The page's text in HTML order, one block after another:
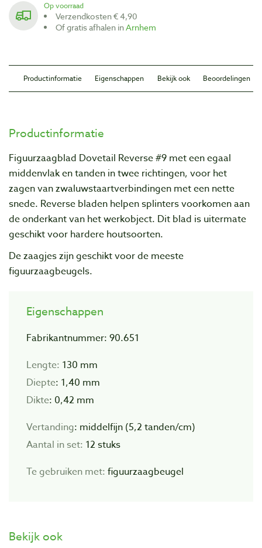
Op voorraad
Verzendkosten € 4,90
Of gratis afhalen inArnhem
Productinformatie Eigenschappen Bekijk ook Beoordelingen
Productinformatie
Figuurzaagblad Dovetail Reverse #9 met een egaal
middenvlak en tanden in twee richtingen, voor het
zagen van zwaluwstaartverbindingen met een nette
snede. Reverse bladen helpen splinters voorkomen aan
de onderkant van het werkobject. Dit blad is uitermate
geschikt voor hardere houtsoorten.
De zaagjes zijn geschikt voor de meeste
figuurzaagbeugels.
Eigenschappen
Fabrikantnummer: 90.651
Lengte: 130 mm
Diepte: 1,40 mm
Dikte: 0,42 mm
Vertanding: middelfijn (5,2 tanden/cm)
Aantal in set: 12 stuks
Te gebruiken met: figuurzaagbeugel
Bekijk ook